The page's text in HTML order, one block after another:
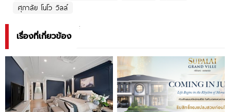
ศุภาลัย โนโว วิลล์
เรื่องที่เกี่ยวข้อง